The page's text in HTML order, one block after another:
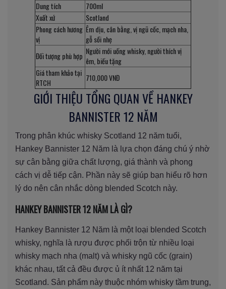
Dung tích
700ml
Xuất xứ
Scotland
Phong cách hương
vị
Êm dịu, cân bằng, vị ngũ cốc, mạch nha,
gỗ sồi nhẹ
Đối tượng phù hợp Người mới uống whisky, người thích vị
êm, biếu tặng
Giá tham khảo tại
RTCH
710,000 VNĐ
GIỚI THIỆU TỔNG QUAN VỀ HANKEY
BANNISTER 12 NĂM
Trong phân khúc whisky Scotland 12 năm tuổi,
Hankey Bannister 12 Năm là lựa chọn đáng chú ý nhờ
sự cân bằng giữa chất lượng, giá thành và phong
cách vị dễ tiếp cận. Phần này sẽ giúp bạn hiểu rõ hơn
lý do nên cân nhắc dòng blended Scotch này.
HANKEY BANNISTER 12 NĂM LÀ GÌ?
Hankey Bannister 12 Năm là một loại blended Scotch
whisky, nghĩa là rượu được phối trộn từ nhiều loại
whisky mạch nha (malt) và whisky ngũ cốc (grain)
khác nhau, tất cả đều được ủ ít nhất 12 năm tại
Scotland. Sản phẩm này thuộc nhóm whisky tầm trung,